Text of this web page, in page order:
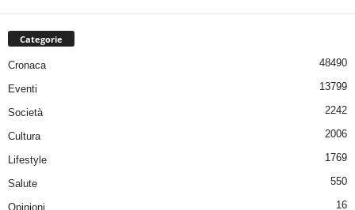
Categorie
Cronaca 48490
Eventi 13799
Società 2242
Cultura 2006
Lifestyle 1769
Salute 550
Opinioni 16